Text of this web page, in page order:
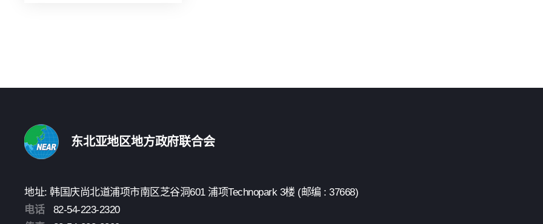
东北亚地区地方政府联合会
地址: 韩国庆尚北道浦项市南区芝谷洞601 浦项Technopark 3楼 (邮编 : 37668)
电话
82-54-223-2320